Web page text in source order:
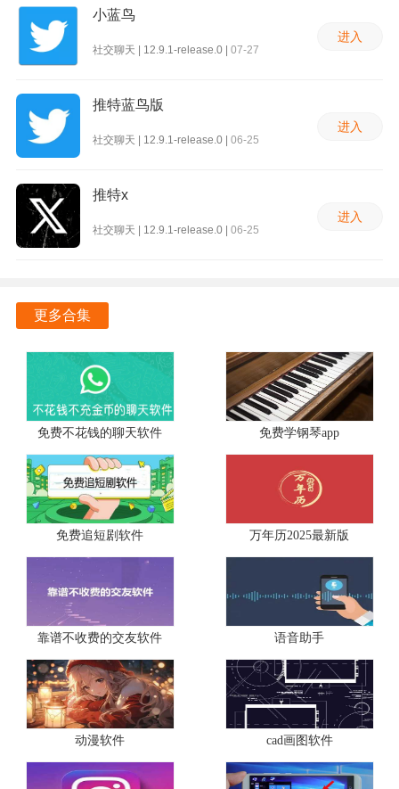
小蓝鸟
社交聊天 | 12.9.1-release.0 | 07-27
进入
推特蓝鸟版
社交聊天 | 12.9.1-release.0 | 06-25
进入
推特x
社交聊天 | 12.9.1-release.0 | 06-25
进入
更多合集
免费不花钱的聊天软件 免费学钢琴app
免费追短剧软件 万年历2025最新版
靠谱不收费的交友软件 语音助手
动漫软件 cad画图软件